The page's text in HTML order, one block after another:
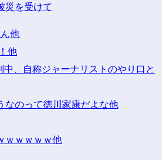
災を受けて
他
他
中、自称ジャーナリストのやり口と
なのって徳川家康だよな他
ｗｗｗｗｗ他